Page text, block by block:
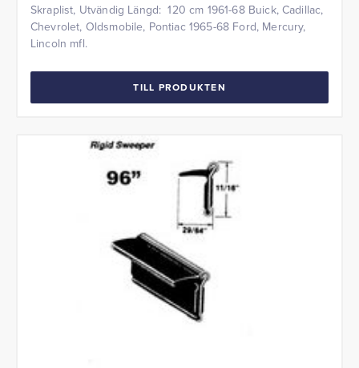
Skraplist, Utvändig Längd: 120 cm 1961-68 Buick, Cadillac,
Chevrolet, Oldsmobile, Pontiac 1965-68 Ford, Mercury,
Lincoln mfl.
TILL PRODUKTEN